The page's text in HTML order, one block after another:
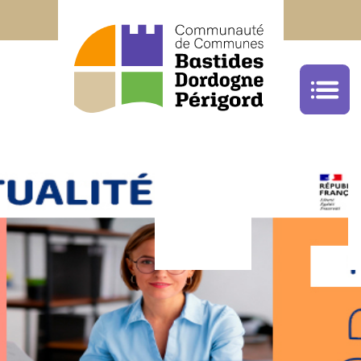
Office de Tourisme Bastides Dordogne
05.53.22.68.59
cliquez ici